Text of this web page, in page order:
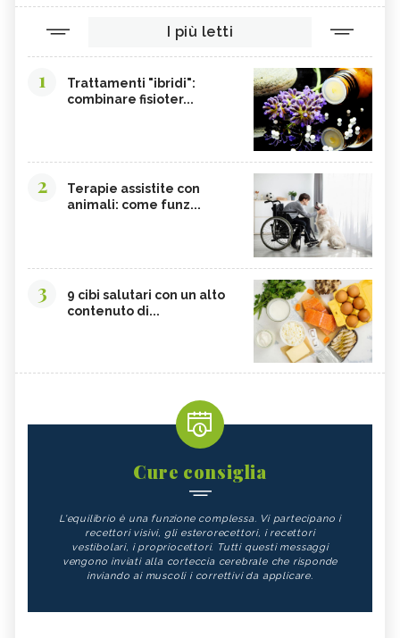
I più letti
1
Trattamenti "ibridi":
combinare fisioter...
2
Terapie assistite con
animali: come funz...
3
9 cibi salutari con un alto
contenuto di...
Cure consiglia
L'equilibrio è una funzione complessa. Vi partecipano i
recettori visivi, gli esterorecettori, i recettori
vestibolari, i propriocettori. Tutti questi messaggi
vengono inviati alla corteccia cerebrale che risponde
inviando ai muscoli i correttivi da applicare.